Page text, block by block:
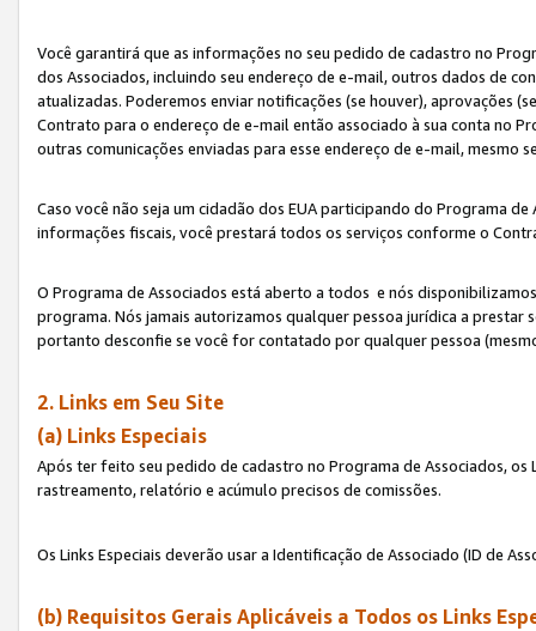
Você garantirá que as informações no seu pedido de cadastro no
dos Associados, incluindo seu endereço de e-mail, outros dados de
atualizadas. Poderemos enviar notificações (se houver), aprovações
Contrato para o endereço de e-mail então associado à sua conta no
outras comunicações enviadas para esse endereço de e-mail,
Caso você não seja um cidadão dos EUA participando do Programa
informações fiscais, você prestará todos os serviços conforme o
O Programa de Associados está aberto a todos e nós
programa. Nós jamais autorizamos qualquer pessoa jurídica a
portanto desconfie se você for contatado por qualquer pessoa
2. Links em Seu Site
(a) Links Especiais
Após ter feito seu pedido de cadastro no Programa de Associados, os
rastreamento, relatório e acúmulo precisos de comissões.
Os Links Especiais deverão usar a Identificação de Associado (ID de
(b) Requisitos Gerais Aplicáveis a Todos os Links